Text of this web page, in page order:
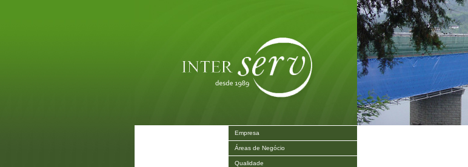
Empresa
Áreas de Negócio
Qualidade